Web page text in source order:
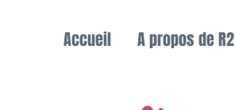
Accueil A propos de R2